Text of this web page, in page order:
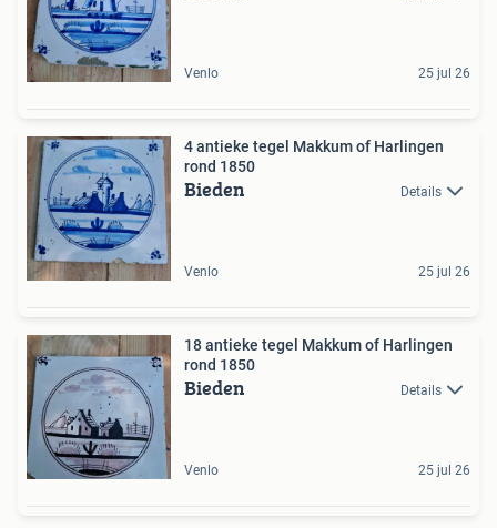
Venlo 25 jul 26
4 antieke tegel Makkum of Harlingen
rond 1850
Bieden Details
Venlo 25 jul 26
18 antieke tegel Makkum of Harlingen
rond 1850
Bieden Details
Venlo 25 jul 26